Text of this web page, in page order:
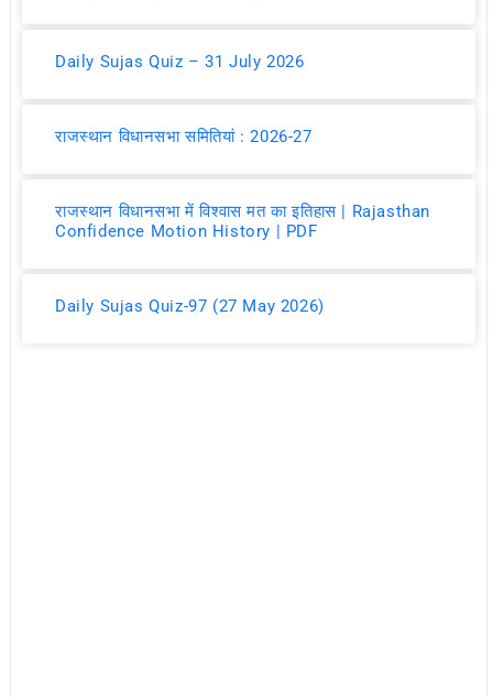
Daily Sujas Quiz – 31 July 2026
राजस्थान विधानसभा समितियां : 2026-27
राजस्थान विधानसभा में विश्वास मत का इतिहास | Rajasthan
Confidence Motion History | PDF
Daily Sujas Quiz-97 (27 May 2026)